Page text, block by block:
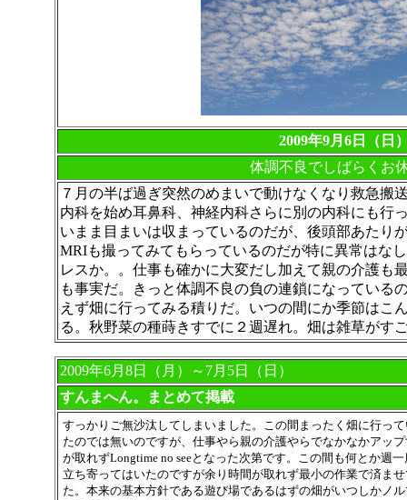
2009年9月6日（日
体調不良でしばらくお
７月の半ば過ぎ突然のめまいで動けなくなり救急搬
内科を始め耳鼻科、神経内科さらに別の内科にも行
いまま目まいは収まっているのだが、後頭部あたり
MRIも撮ってみてもらっているのだが特に異常はな
レスか。。仕事も確かに大変だし加えて親の介護も
も事実だ。きっと体調不良の負の連鎖になっている
えず畑に行ってみる積りだ。 いつの間にか季節はこ
る。秋野菜の種蒔きすでに２週遅れ。畑は雑草がす
2009年6月8日（月）～7月5日（日）
すんまへん。まとめて掲載
すっかりご無沙汰してしまいました。この間まったく畑に行っ
たのでは無いのですが、仕事やら親の介護やらでなかなかアッ
が取れずLongtime no seeとなった次第です。この間も何とか週
立ち寄ってはいたのですが余り時間が取れず最小の作業で済ま
た。本来の基本方針である遊び場であるはずの畑がいつしかノ